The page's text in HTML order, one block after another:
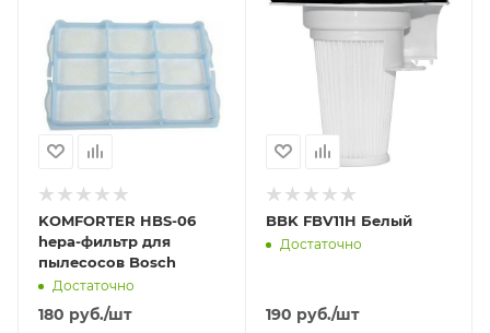
В наличии в пункте
самовывоза
Нет
KOMFORTER HBS-06
hepa-фильтр для
пылесосов Bosch
Достаточно
180 руб./шт
13.08.2026
В наличии в пункте
самовывоза
BBK FBV11H Белый
Достаточно
190 руб./шт